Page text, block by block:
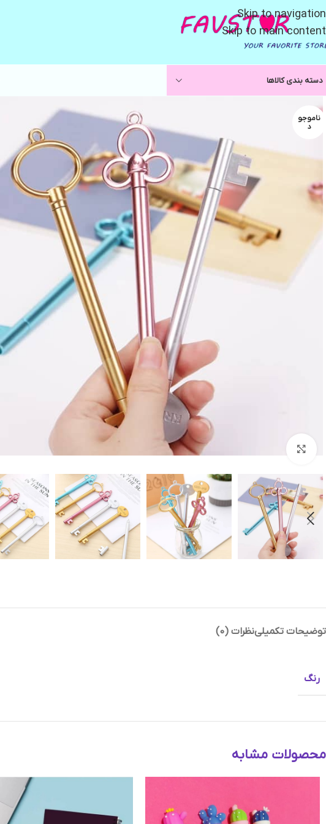
Skip to navigation
Skip to main content
دسته بندی کالاها
ناموجو
د
توضیحات تکمیلینظرات (0)
رنگ
محصولات مشابه
Instagram